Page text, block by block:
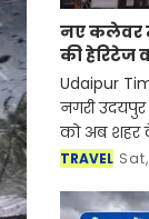
नए कलेवर
की हेरिटेज
Udaipur
नगरी
को अब शहर
साथ-साथ
रूबरू करवान
TRAVEL